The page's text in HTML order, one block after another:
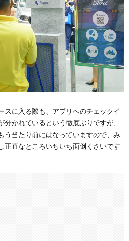
スに入る際も、アプリへのチェックイ
分かれているという徹底ぶりですが、
う当たり前にはなっていますので、み
正直なところいちいち面倒くさいです